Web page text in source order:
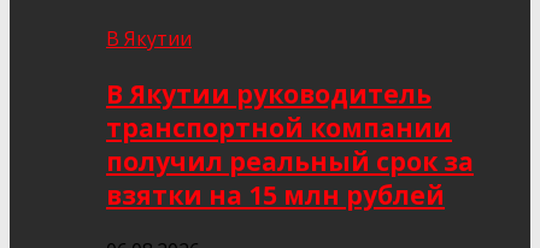
В Якутии
В Якутии руководитель
транспортной компании
получил реальный срок за
взятки на 15 млн рублей